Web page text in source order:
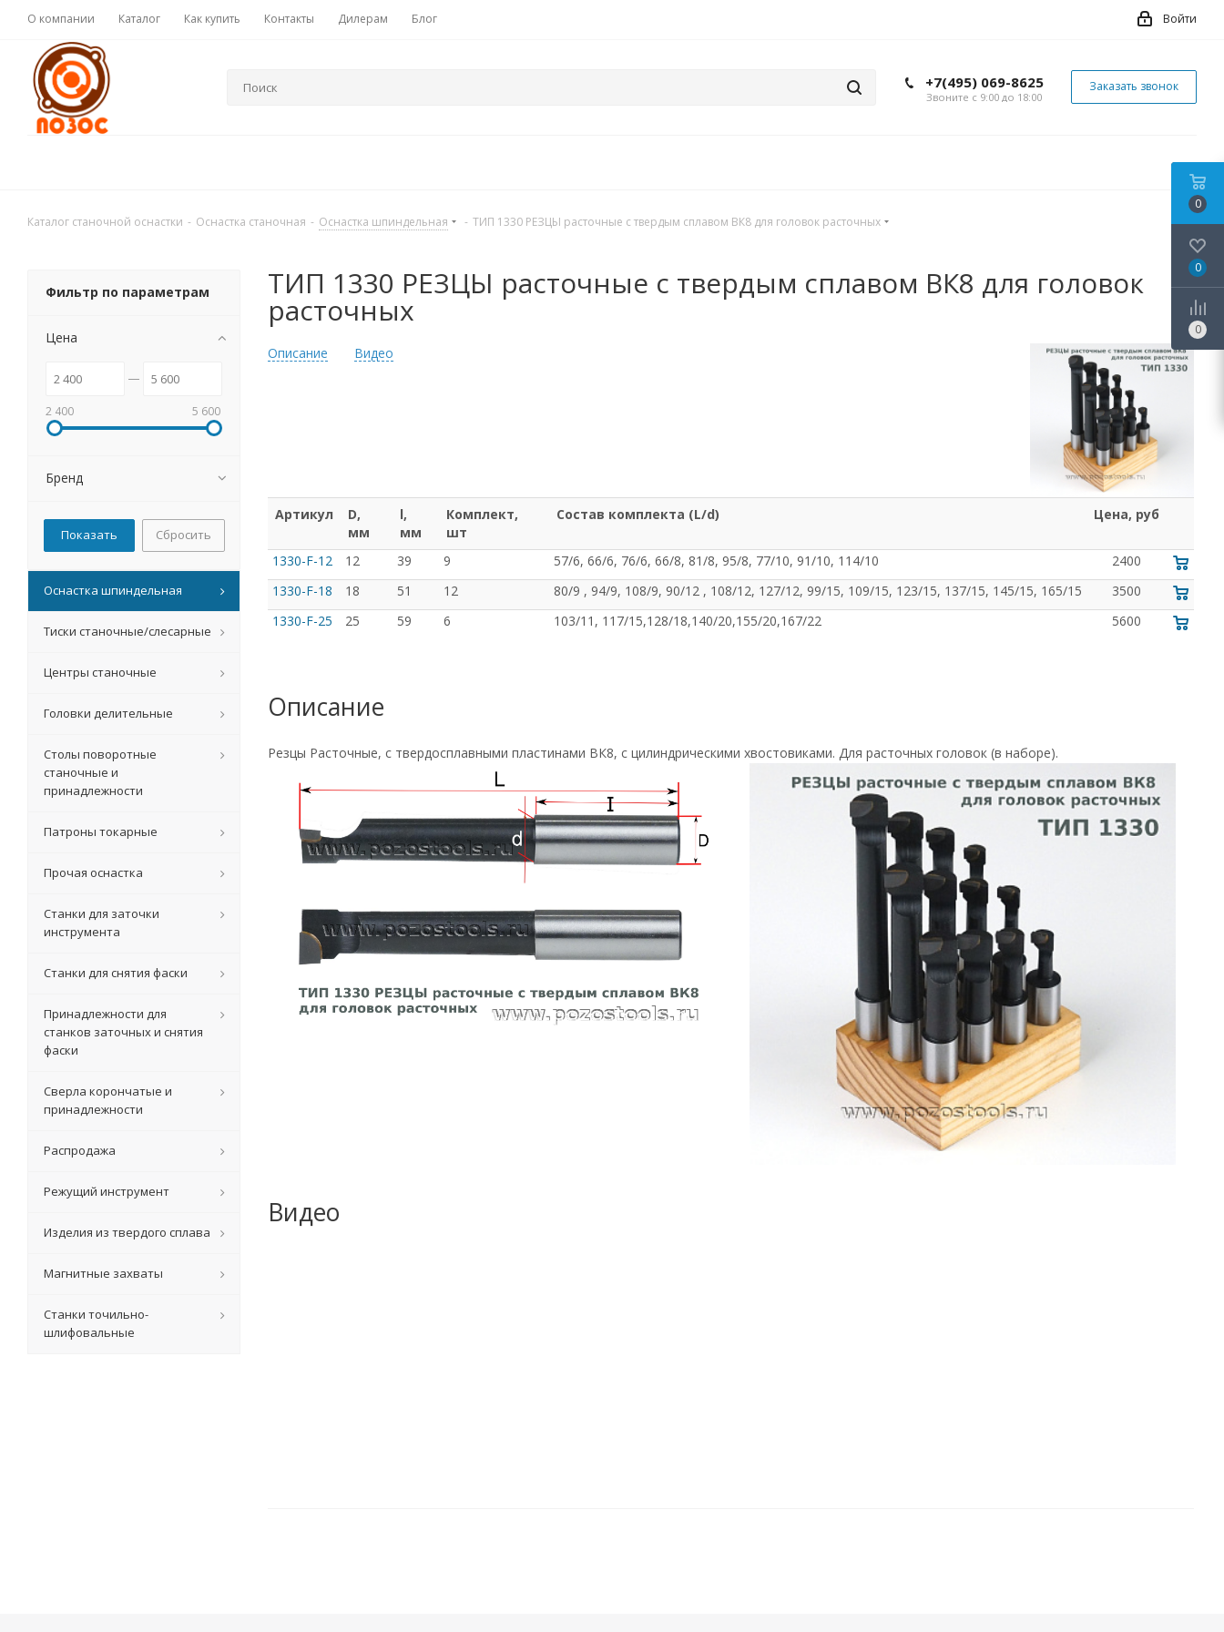
О компании Каталог Как купить Контакты Дилерам Блог Войти
+7(495) 069-8625
Звоните с 9:00 до 18:00
Заказать звонок
Каталог станочной оснастки - Оснастка станочная - Оснастка шпиндельная - ТИП 1330 РЕЗЦЫ расточные с твердым сплавом ВК8 для головок расточных
ТИП 1330 РЕЗЦЫ расточные с твердым сплавом ВК8 для головок
расточных
Описание Видео
Артикул
D,
мм
l,
мм
Комплект,
шт
Состав комплекта (L/d) Цена, руб
1330-F-12 12 39 9 57/6, 66/6, 76/6, 66/8, 81/8, 95/8, 77/10, 91/10, 114/10
2400
1330-F-18
18 51 12 80/9 , 94/9, 108/9, 90/12 , 108/12, 127/12, 99/15, 109/15, 123/15, 137/15, 145/15, 165/15
3500
1330-F-25
25 59 6 103/11, 117/15,128/18,140/20,155/20,167/22 5600
Описание
Резцы Расточные, с твердосплавными пластинами ВК8, с цилиндрическими хвостовиками. Для расточных головок (в наборе).
Видео
Фильтр по параметрам
Цена
2 400 5 600
Бренд
Сбросить
Оснастка шпиндельная
Тиски станочные/слесарные
Центры станочные
Головки делительные
Столы поворотные
станочные и
принадлежности
Патроны токарные
Прочая оснастка
Станки для заточки
инструмента
Станки для снятия фаски
Принадлежности для
станков заточных и снятия
фаски
Сверла корончатые и
принадлежности
Распродажа
Режущий инструмент
Изделия из твердого сплава
Магнитные захваты
Станки точильно-
шлифовальные
0
0
0